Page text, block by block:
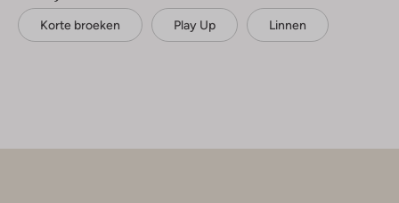
Korte broeken Play Up Linnen